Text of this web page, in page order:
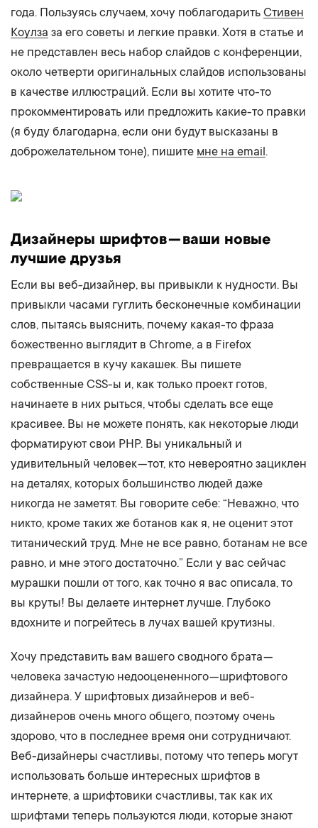
года. Пользуясь случаем, хочу поблагодарить Стивен
Коулза за его советы и легкие правки. Хотя в статье и
не представлен весь набор слайдов с конференции,
около четверти оригинальных слайдов использованы
в качестве иллюстраций. Если вы хотите что-то
прокомментировать или предложить какие-то правки
(я буду благодарна, если они будут высказаны в
доброжелательном тоне), пишите мне на email.
Дизайнеры шрифтов — ваши новые
лучшие друзья
Если вы веб-дизайнер, вы привыкли к нудности. Вы
привыкли часами гуглить бесконечные комбинации
слов, пытаясь выяснить, почему какая-то фраза
божественно выглядит в Chrome, а в Firefox
превращается в кучу какашек. Вы пишете
собственные CSS-ы и, как только проект готов,
начинаете в них рыться, чтобы сделать все еще
красивее. Вы не можете понять, как некоторые люди
форматируют свои PHP. Вы уникальный и
удивительный человек — тот, кто невероятно зациклен
на деталях, которых большинство людей даже
никогда не заметят. Вы говорите себе: “Неважно, что
никто, кроме таких же ботанов как я, не оценит этот
титанический труд. Мне не все равно, ботанам не все
равно, и мне этого достаточно.” Если у вас сейчас
мурашки пошли от того, как точно я вас описала, то
вы круты! Вы делаете интернет лучше. Глубоко
вдохните и погрейтесь в лучах вашей крутизны.
Хочу представить вам вашего сводного брата —
человека зачастую недооцененного — шрифтового
дизайнера. У шрифтовых дизайнеров и веб-
дизайнеров очень много общего, поэтому очень
здорово, что в последнее время они сотрудничают.
Веб-дизайнеры счастливы, потому что теперь могут
использовать больше интересных шрифтов в
интернете, а шрифтовики счастливы, так как их
шрифтами теперь пользуются люди, которые знают